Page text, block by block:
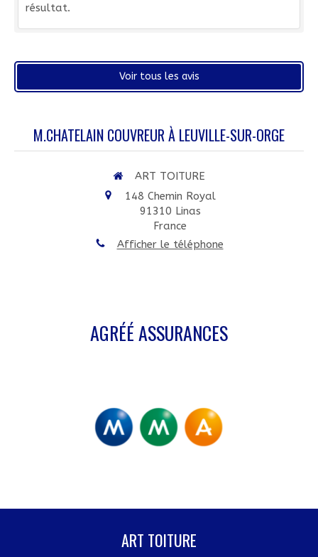
résultat.
Voir tous les avis
M.CHATELAIN COUVREUR À LEUVILLE-SUR-ORGE
ART TOITURE
148 Chemin Royal
91310 Linas
France
Afficher le téléphone
AGRÉÉ ASSURANCES
ART TOITURE